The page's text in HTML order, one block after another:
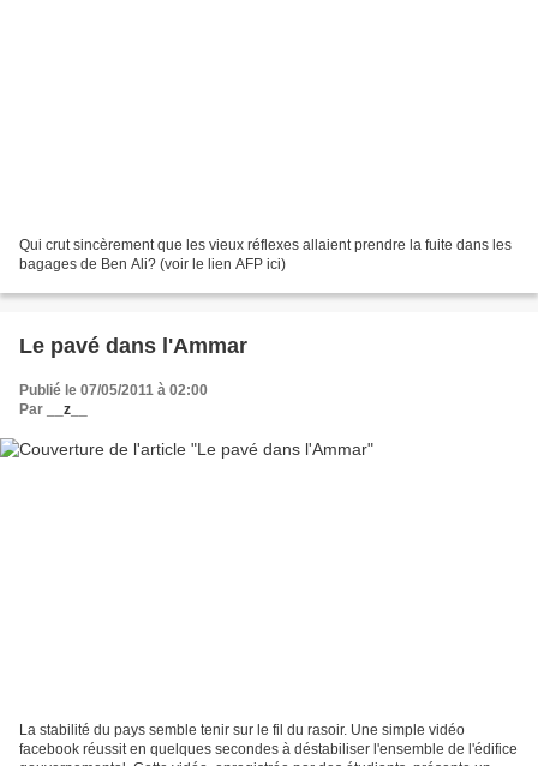
Qui crut sincèrement que les vieux réflexes allaient prendre la fuite dans les
bagages de Ben Ali? (voir le lien AFP ici)
Le pavé dans l'Ammar
Publié le 07/05/2011 à 02:00
Par
__z__
La stabilité du pays semble tenir sur le fil du rasoir. Une simple vidéo
facebook réussit en quelques secondes à déstabiliser l'ensemble de l'édifice